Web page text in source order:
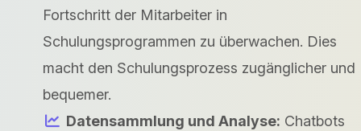
Fortschritt der Mitarbeiter in
Schulungsprogrammen zu überwachen. Dies
macht den Schulungsprozess zugänglicher und
bequemer.
Datensammlung und Analyse: Chatbots